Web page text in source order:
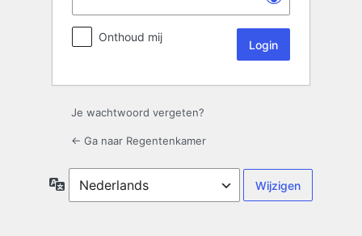
Onthoud mij
Je wachtwoord vergeten?
← Ga naar Regentenkamer
Taal